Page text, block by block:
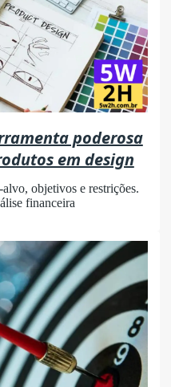
poderosa
em design
objetivos e restrições.
financeira